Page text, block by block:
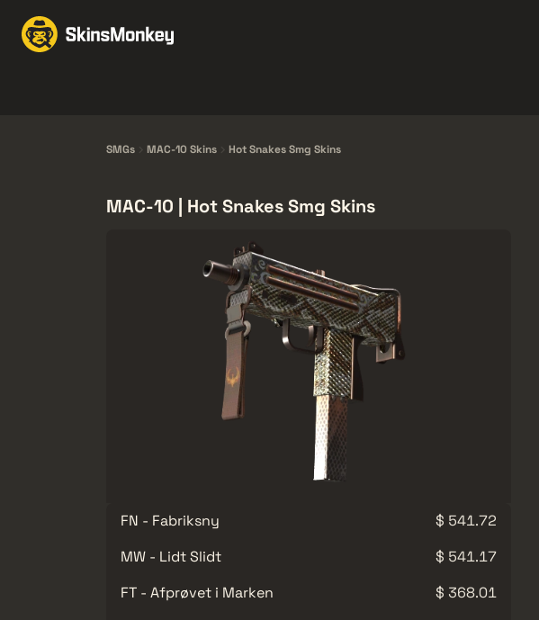
SMGs MAC-10 Skins Hot Snakes Smg Skins
MAC-10 | Hot Snakes Smg Skins
FN - Fabriksny
$ 541.72
MW - Lidt Slidt
$ 541.17
FT - Afprøvet i Marken
$ 368.01